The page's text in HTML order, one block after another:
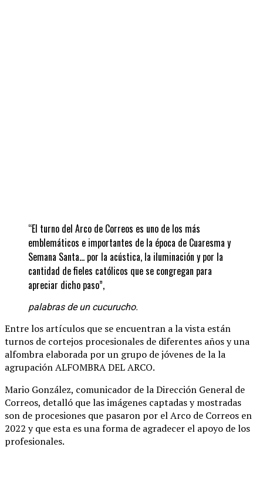
“El turno del Arco de Correos es uno de los más
emblemáticos e importantes de la época de Cuaresma y
Semana Santa… por la acústica, la iluminación y por la
cantidad de fieles católicos que se congregan para
apreciar dicho paso”,
palabras de un cucurucho.
Entre los artículos que se encuentran a la vista están
turnos de cortejos procesionales de diferentes años y una
alfombra elaborada por un grupo de jóvenes de la la
agrupación ALFOMBRA DEL ARCO.
Mario González, comunicador de la Dirección General de
Correos, detalló que las imágenes captadas y mostradas
son de procesiones que pasaron por el Arco de Correos en
2022 y que esta es una forma de agradecer el apoyo de los
profesionales.